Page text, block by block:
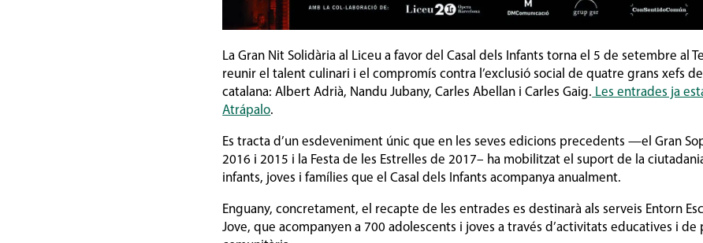
La Gran Nit Solidària al Liceu a favor del Casal dels Infants torna el 5 de setembre al
reunir el talent culinari i el compromís contra l’exclusió social de quatre grans xefs
catalana: Albert Adrià, Nandu Jubany, Carles Abellan i Carles Gaig. Les entrades ja
Atrápalo.
Es tracta d’un esdeveniment únic que en les seves edicions precedents —el Gran
2016 i 2015 i la Festa de les Estrelles de 2017– ha mobilitzat el suport de la
infants, joves i famílies que el Casal dels Infants acompanya anualment.
Enguany, concretament, el recapte de les entrades es destinarà als serveis Entorn
Jove, que acompanyen a 700 adolescents i joves a través d’activitats educatives i